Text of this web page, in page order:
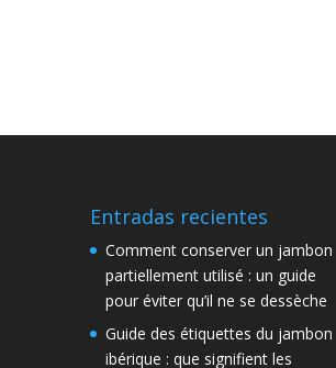
Entradas recientes
Comment conserver un jambon
partiellement utilisé : un guide
pour éviter qu’il ne se dessèche
Guide des étiquettes du jambon
ibérique : que signifient les